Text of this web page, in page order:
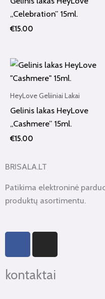
„Celebration” 15ml.
€15.00
HeyLove Geliiniai Lakai
Gelinis lakas HeyLove
„Cashmere” 15ml.
€15.00
BRISALA.LT
Patikima elektroninė
produktų asortimentu.
e
t
kontaktai